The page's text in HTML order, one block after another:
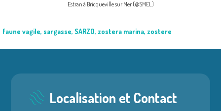
Estran à Bricqueville sur Mer (@SMEL)
faune vagile, sargasse, SARZO, zostera marina, zostere
Localisation et Contact